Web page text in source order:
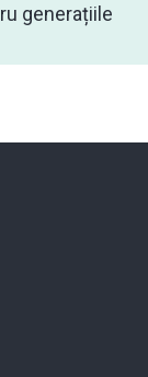
generațiile